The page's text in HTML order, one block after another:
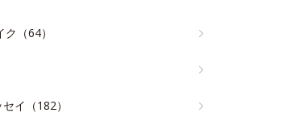
（64）
イ（182）